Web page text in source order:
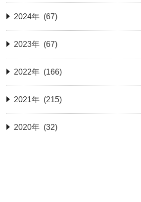
2024年 (67)
2023年 (67)
2022年 (166)
2021年 (215)
2020年 (32)